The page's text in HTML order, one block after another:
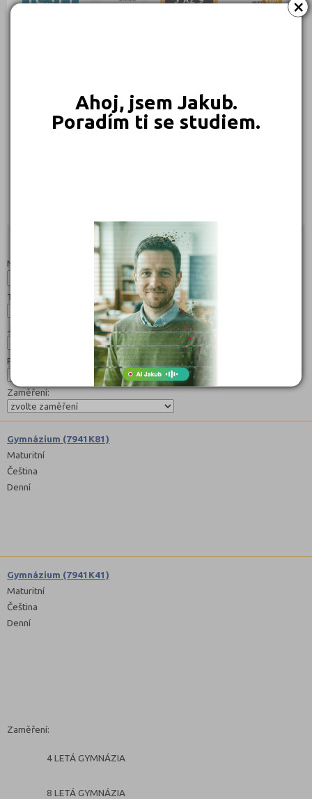
×
Ahoj, jsem Jakub.
Poradím ti se studiem.
Studijní programy/obory
Nahoru
Název:
Typ:
Jazyk:
Forma:
Zaměření:
Gymnázium (7941K81)
Maturitní
Čeština
Denní
Gymnázium (7941K41)
Maturitní
Čeština
Denní
Zaměření:
4 LETÁ GYMNÁZIA
8 LETÁ GYMNÁZIA